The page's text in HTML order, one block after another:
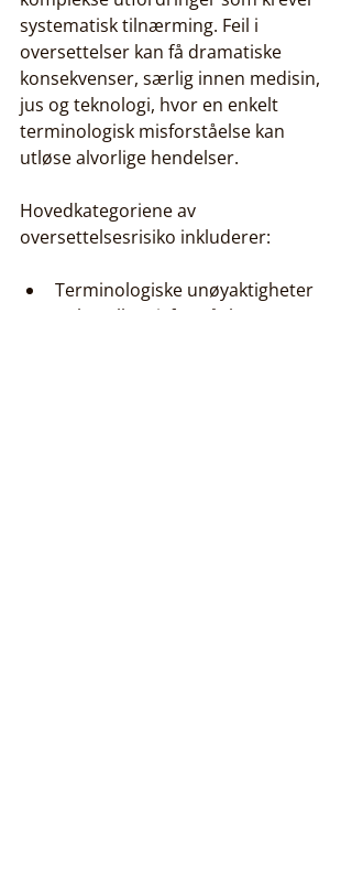
systematisk tilnærming. Feil i
oversettelser kan få dramatiske
konsekvenser, særlig innen medisin,
jus og teknologi, hvor en enkelt
terminologisk misforståelse kan
utløse alvorlige hendelser.
Hovedkategoriene av
oversettelsesrisiko inkluderer:
Terminologiske unøyaktigheter
Kulturelle misforståelser